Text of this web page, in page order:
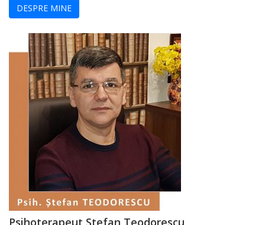
DESPRE MINE